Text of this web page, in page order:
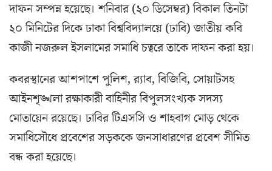
দাফন সম্পন্ন হয়েছে। শ‌নিবার (২০ ডিসেম্বর) বিকাল তিনটা
২০ মিনিটের দি‌কে ঢাকা বিশ্ববিদ্যালয়ে (ঢাবি) জাতীয় কবি
কাজী নজরুল ইসলামের সমাধি চত্বরে তা‌কে দাফন করা হয়।
কবরস্থানের আশপাশে পুলিশ, র‍্যাব, বিজিবি, সোয়াটসহ
আইনশৃঙ্খলা রক্ষাকারী বাহিনীর বিপুলসংখ্যক সদস্য
মোতায়েন রয়েছে। ঢাবির টিএসসি ও শাহবাগ মোড় থেকে
সমাধিসৌধে প্রবেশের সড়ককে জনসাধারণের প্রবেশ সীমিত
বন্ধ করা হয়েছে।